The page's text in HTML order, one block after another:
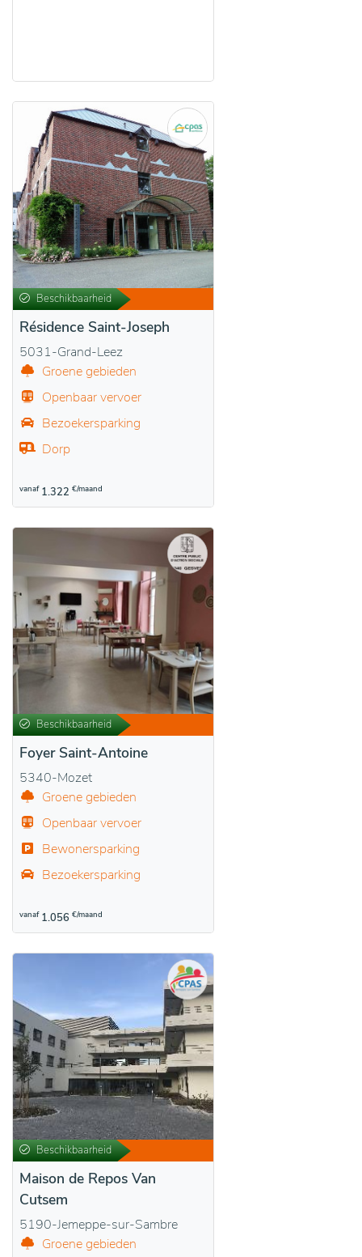
Beschikbaarheid
Résidence Saint-Joseph
5031-Grand-Leez
Groene gebieden
Openbaar vervoer
Bezoekersparking
Dorp
vanaf 1.322 €/maand
Beschikbaarheid
Foyer Saint-Antoine
5340-Mozet
Groene gebieden
Openbaar vervoer
Bewonersparking
Bezoekersparking
vanaf 1.056 €/maand
Beschikbaarheid
Maison de Repos Van
Cutsem
5190-Jemeppe-sur-Sambre
Groene gebieden